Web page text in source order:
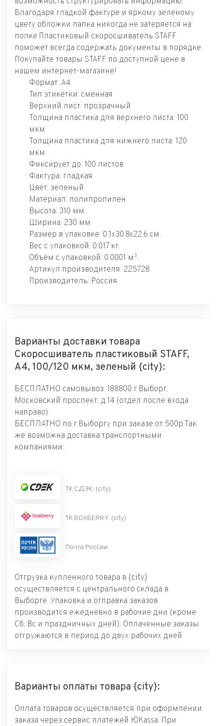
Благодаря гладкой фактуре и яркому зеленому
цвету обложки папка никогда не затеряется на
полке.Пластиковый скоросшиватель STAFF
поможет всегда содержать документы в порядке.
Покупайте товары STAFF по доступной цене в
нашем интернет-магазине!
Формат: А4
Тип этикетки: сменная
Верхний лист: прозрачный
Толщина пластика для верхнего листа: 100
мкм
Толщина пластика для нижнего листа: 120
мкм
Фиксирует до: 100 листов
Фактура: гладкая
Цвет: зеленый
Материал: полипропилен
Высота: 310 мм
Ширина: 230 мм
Размер в упаковке: 0.1x30.8x22.6 см.
Вес с упаковкой: 0.017 кг.
Объём с упаковкой: 0.0001 м3.
Артикул производителя: 225728.
Производитель: Россия.
Варианты доставки товара
Скоросшиватель пластиковый STAFF,
А4, 100/120 мкм, зеленый {city}:
БЕСПЛАТНО самовывоз: 188800 г.Выборг,
Московский проспект, д.14 (отдел после входа
направо).
БЕСПЛАТНО по г.Выборгу при заказе от 500р.Так
же возможна доставка транспортными
компаниями:
ТК СДЭК: {city}
ТК BOXBERRY: {city}
Почта России
Отгрузка купленного товара в {city}
осуществляется с центрального склада в
Выборге. Упаковка и отправка заказов
производится ежедневно в рабочие дни (кроме
Сб, Вс и праздничных дней). Оплаченные заказы
отгружаются в период до двух рабочих дней.
Варианты оплаты товара {city}:
Оплата товаров осуществляется при оформлении
заказа через сервис платежей ЮKassa. При